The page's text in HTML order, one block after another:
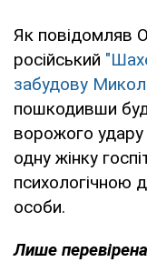
Як повідомляв
російський
забудову
пошкодивши
ворожого
одну жінку
психологічною
особи.
Лише